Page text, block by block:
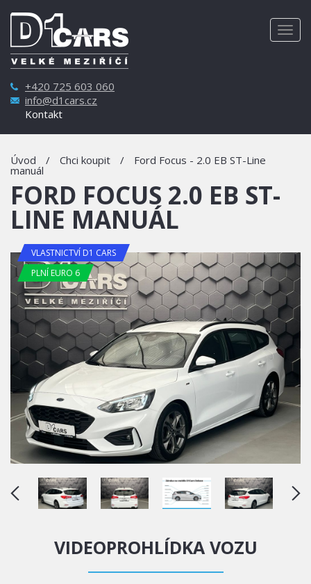
+420 725 603 060
info@d1cars.cz
Kontakt
Úvod / Chci koupit / Ford Focus - 2.0 EB ST-Line
manuál
FORD FOCUS 2.0 EB ST-
LINE MANUÁL
VLASTNICTVÍ D1 CARS
PLNÍ EURO 6
VIDEOPROHLÍDKA VOZU